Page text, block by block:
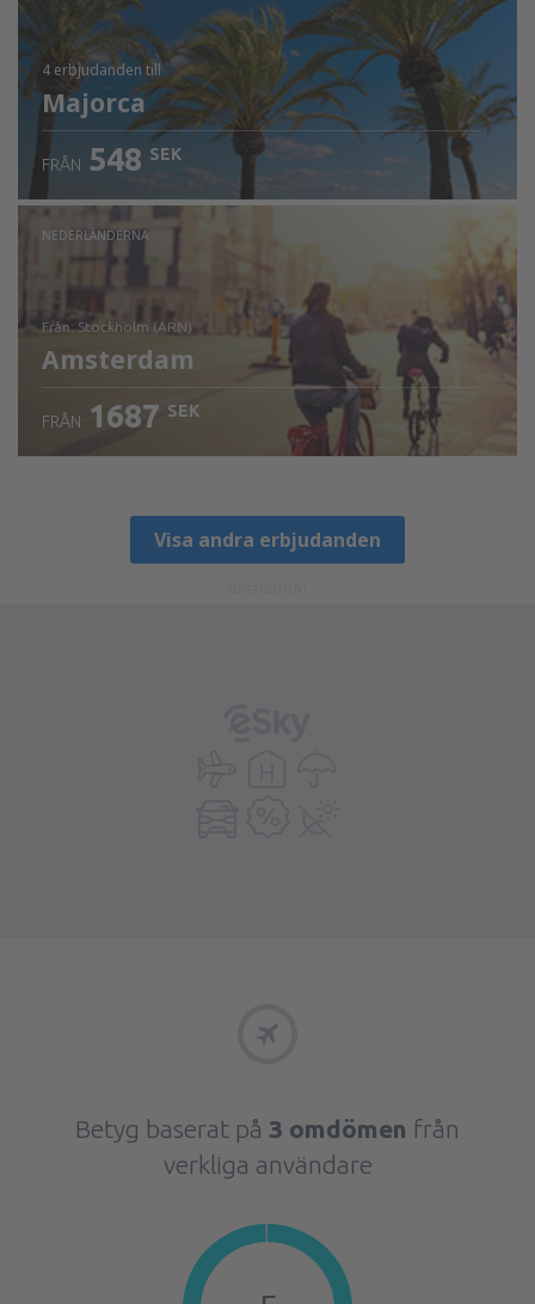
4 erbjudandentill
Majorca
FRÅN 548 SEK
NEDERLÄNDERNA
från: Stockholm (ARN)
Amsterdam
FRÅN 1687 SEK
Visa andra erbjudanden
Betyg baserat på 3 omdömen från
verkliga användare